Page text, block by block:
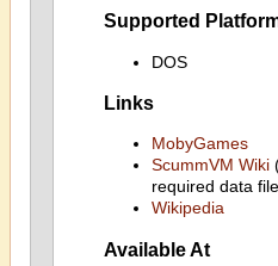
Supported
DOS
Links
MobyGames
ScummVM Wiki
required data
Wikipedia
Available At